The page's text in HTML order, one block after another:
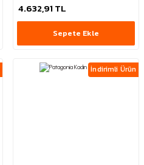
4.632,91 TL
Sepete Ekle
İndirimli Ürün